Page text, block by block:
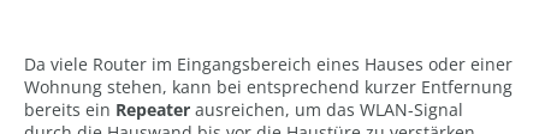
Da viele Router im Eingangsbereich eines Hauses oder einer
Wohnung stehen, kann bei entsprechend kurzer Entfernung
bereits ein Repeater ausreichen, um das WLAN-Signal